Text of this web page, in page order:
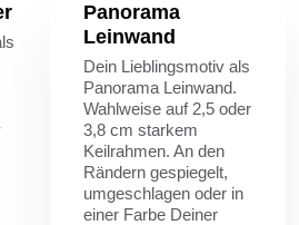
Panorama
Leinwand
Dein Lieblingsmotiv als
Panorama Leinwand.
Wahlweise auf 2,5 oder
3,8 cm starkem
Keilrahmen. An den
Rändern gespiegelt,
umgeschlagen oder in
einer Farbe Deiner